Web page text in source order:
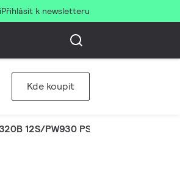
Přihlásit k newsletteru
Kde koupit
12S/PW930 PSU-E HMB FG WH